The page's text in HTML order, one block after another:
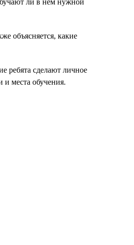
объясняется, какие
ребята сделают личное
и места обучения.